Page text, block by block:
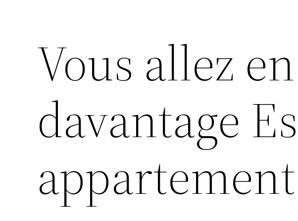
Vous allez
davantage
appartement